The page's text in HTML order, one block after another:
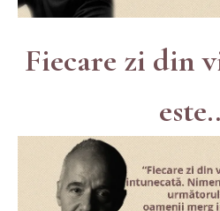
Fiecare zi din